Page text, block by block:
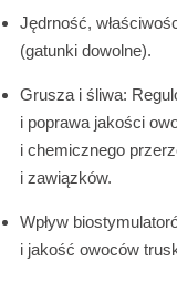
Jędrność,
(gatunki dowolne).
Grusza i śliwa:
i poprawa jakości
i chemicznego
i zawiązków.
Wpływ
i jakość owoców